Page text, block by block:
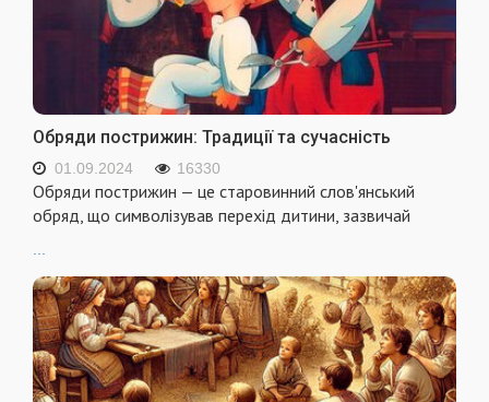
Обряди пострижин: Традиції та сучасність
01.09.2024 16330
Обряди пострижин — це старовинний слов'янський
обряд, що символізував перехід дитини, зазвичай